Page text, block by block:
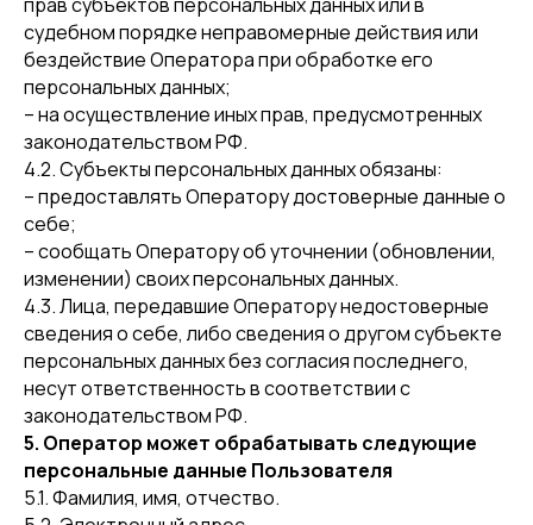
судебном порядке неправомерные действия или
бездействие Оператора при обработке его
персональных данных;
– на осуществление иных прав, предусмотренных
законодательством РФ.
4.2. Субъекты персональных данных обязаны:
– предоставлять Оператору достоверные данные о
себе;
– сообщать Оператору об уточнении (обновлении,
изменении) своих персональных данных.
4.3. Лица, передавшие Оператору недостоверные
сведения о себе, либо сведения о другом субъекте
персональных данных без согласия последнего,
несут ответственность в соответствии с
законодательством РФ.
5. Оператор может обрабатывать следующие
персональные данные Пользователя
5.1. Фамилия, имя, отчество.